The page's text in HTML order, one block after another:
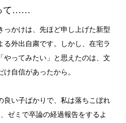
て……
っかけは、先ほど申し上げた新型
る外出自粛です。しかし、在宅ラ
やってみたい」と思えたのは、文
自信があったから。
良い子ばかりで、私は落ちこぼれ
ゼミで卒論の経過報告をするよ